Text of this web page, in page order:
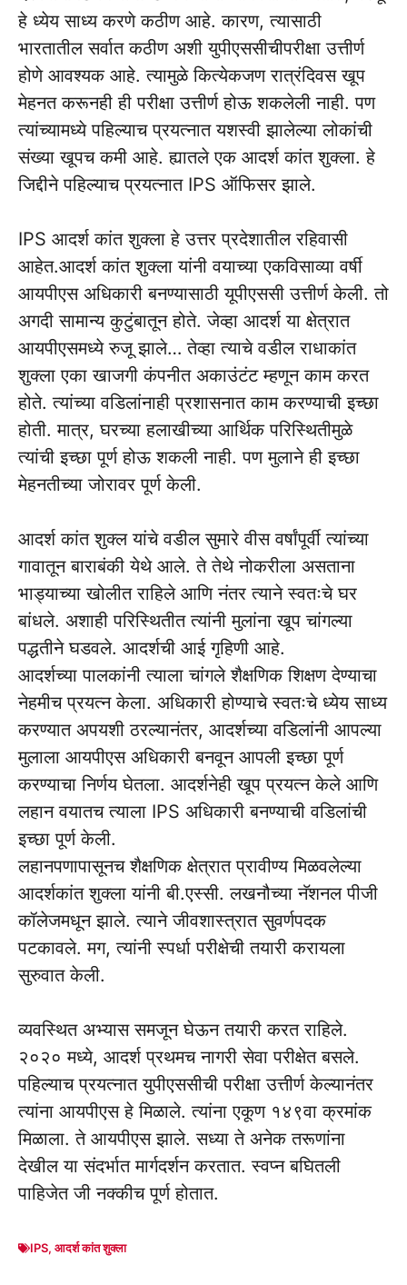
हे ध्येय साध्य करणे कठीण आहे. कारण, त्यासाठी
भारतातील सर्वात कठीण अशी युपीएससीचीपरीक्षा उत्तीर्ण
होणे आवश्यक आहे. त्यामुळे कित्येकजण रात्रंदिवस खूप
मेहनत करूनही ही परीक्षा उत्तीर्ण होऊ शकलेली नाही. पण
त्यांच्यामध्ये पहिल्याच प्रयत्नात यशस्वी झालेल्या लोकांची
संख्या खूपच कमी आहे. ह्यातले एक आदर्श कांत शुक्ला. हे
जिद्दीने पहिल्याच प्रयत्नात IPS ऑफिसर झाले.
IPS आदर्श कांत शुक्ला हे उत्तर प्रदेशातील रहिवासी
आहेत.आदर्श कांत शुक्ला यांनी वयाच्या एकविसाव्या वर्षी
आयपीएस अधिकारी बनण्यासाठी यूपीएससी उत्तीर्ण केली. तो
अगदी सामान्य कुटुंबातून होते. जेव्हा आदर्श या क्षेत्रात
आयपीएसमध्ये रुजू झाले… तेव्हा त्याचे वडील राधाकांत
शुक्ला एका खाजगी कंपनीत अकाउंटंट म्हणून काम करत
होते. त्यांच्या वडिलांनाही प्रशासनात काम करण्याची इच्छा
होती. मात्र, घरच्या हलाखीच्या आर्थिक परिस्थितीमुळे
त्यांची इच्छा पूर्ण होऊ शकली नाही. पण मुलाने ही इच्छा
मेहनतीच्या जोरावर पूर्ण केली.
आदर्श कांत शुक्ल यांचे वडील सुमारे वीस वर्षांपूर्वी त्यांच्या
गावातून बाराबंकी येथे आले. ते तेथे नोकरीला असताना
भाड्याच्या खोलीत राहिले आणि नंतर त्याने स्वतःचे घर
बांधले. अशाही परिस्थितीत त्यांनी मुलांना खूप चांगल्या
पद्धतीने घडवले. आदर्शची आई गृहिणी आहे.
आदर्शच्या पालकांनी त्याला चांगले शैक्षणिक शिक्षण देण्याचा
नेहमीच प्रयत्न केला. अधिकारी होण्याचे स्वतःचे ध्येय साध्य
करण्यात अपयशी ठरल्यानंतर, आदर्शच्या वडिलांनी आपल्या
मुलाला आयपीएस अधिकारी बनवून आपली इच्छा पूर्ण
करण्याचा निर्णय घेतला. आदर्शनेही खूप प्रयत्न केले आणि
लहान वयातच त्याला IPS अधिकारी बनण्याची वडिलांची
इच्छा पूर्ण केली.
लहानपणापासूनच शैक्षणिक क्षेत्रात प्रावीण्य मिळवलेल्या
आदर्शकांत शुक्ला यांनी बी.एस्सी. लखनौच्या नॅशनल पीजी
कॉलेजमधून झाले. त्याने जीवशास्त्रात सुवर्णपदक
पटकावले. मग, त्यांनी स्पर्धा परीक्षेची तयारी करायला
सुरुवात केली.
व्यवस्थित अभ्यास समजून घेऊन तयारी करत राहिले.
२०२० मध्ये, आदर्श प्रथमच नागरी सेवा परीक्षेत बसले.
पहिल्याच प्रयत्नात युपीएससीची परीक्षा उत्तीर्ण केल्यानंतर
त्यांना आयपीएस हे मिळाले. त्यांना एकूण १४९वा क्रमांक
मिळाला. ते आयपीएस झाले. सध्या ते अनेक तरूणांना
देखील या संदर्भात मार्गदर्शन करतात. स्वप्न बघितली
पाहिजेत जी नक्कीच पूर्ण होतात.
IPS, आदर्श कांत शुक्ला